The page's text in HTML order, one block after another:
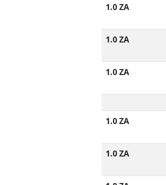
1.0 ZA
1.0 ZA
1.0 ZA
1.0 ZA
1.0 ZA